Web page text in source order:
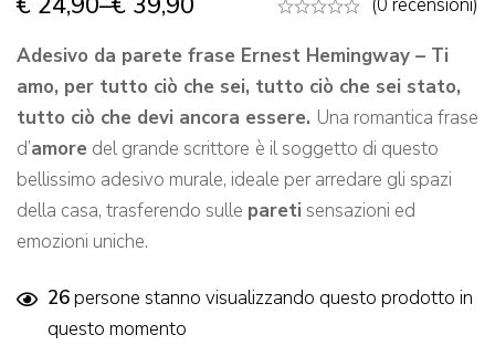
(0 recensioni)
Adesivo da parete frase Ernest Hemingway – Ti
amo, per tutto ciò che sei, tutto ciò che sei stato,
tutto ciò che devi ancora essere. Una romantica frase
d’amore del grande scrittore è il soggetto di questo
bellissimo adesivo murale, ideale per arredare gli spazi
della casa, trasferendo sulle pareti sensazioni ed
emozioni uniche.
26persone stanno visualizzando questo prodotto in
questo momento